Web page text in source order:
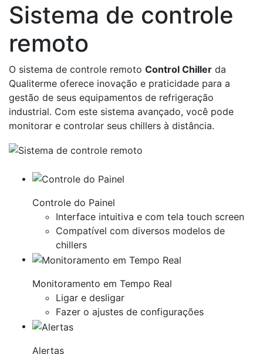
Sistema de controle
remoto
O sistema de controle remoto Control Chiller da
Qualiterme oferece inovação e praticidade para a
gestão de seus equipamentos de refrigeração
industrial. Com este sistema avançado, você pode
monitorar e controlar seus chillers à distância.
Controle do Painel
Interface intuitiva e com tela touch screen
Compatível com diversos modelos de
chillers
Monitoramento em Tempo Real
Ligar e desligar
Fazer o ajustes de configurações
Alertas